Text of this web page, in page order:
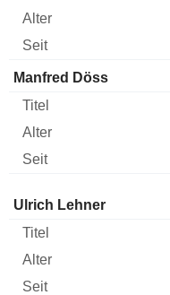
Manfred Döss
Verwaltungsratsmitglied
Ulrich Lehner